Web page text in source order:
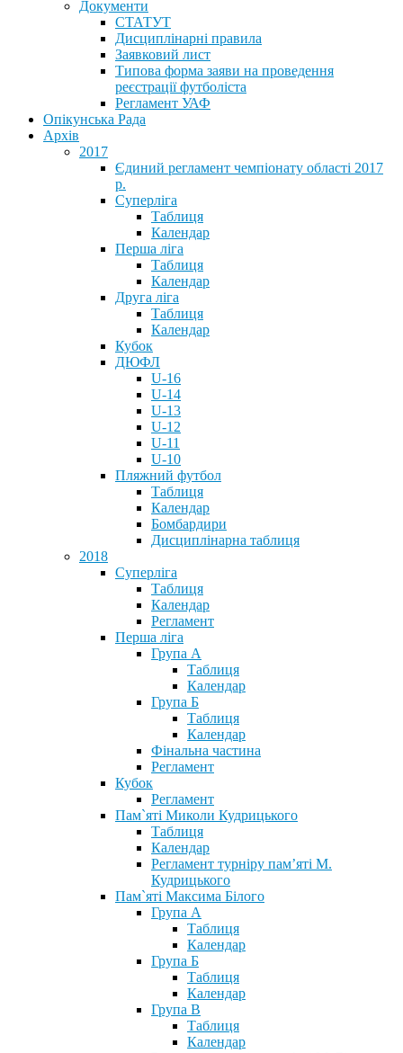
Документи
СТАТУТ
Дисциплінарні правила
Заявковий лист
Типова форма заяви на проведення
реєстрації футболіста
Регламент УАФ
Опікунська Рада
Архів
2017
Єдиний регламент чемпіонату області 2017
р.
Суперліга
Таблиця
Календар
Перша ліга
Таблиця
Календар
Друга ліга
Таблиця
Календар
Кубок
ДЮФЛ
U-16
U-14
U-13
U-12
U-11
U-10
Пляжний футбол
Таблиця
Календар
Бомбардири
Дисциплінарна таблиця
2018
Суперліга
Таблиця
Календар
Регламент
Перша ліга
Група А
Таблиця
Календар
Група Б
Таблиця
Календар
Фінальна частина
Регламент
Кубок
Регламент
Пам`яті Миколи Кудрицького
Таблиця
Календар
Регламент турніру пам’яті М.
Кудрицького
Пам`яті Максима Білого
Група А
Таблиця
Календар
Група Б
Таблиця
Календар
Група В
Таблиця
Календар